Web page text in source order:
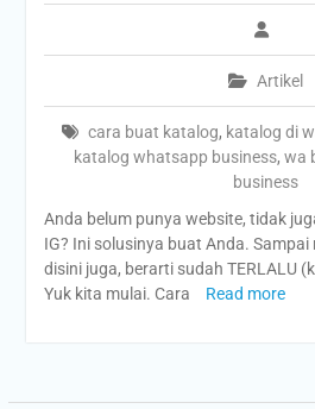
Artikel
cara buat katalog, katalog di
katalog whatsapp business,wa
business
Anda belum punya website, tidak
IG? Ini solusinya buat Anda.
disini juga, berarti sudah TERLALU
Yuk kita mulai. Cara
Read more